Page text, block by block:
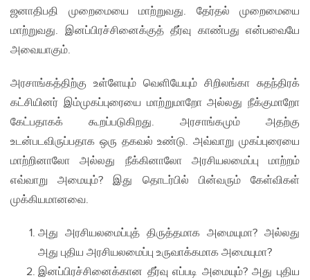
ஜனாதிபதி முறைமையை மாற்றுவது. தேர்தல் முறைமையை
மாற்றுவது. இனப்பிரச்சினைக்குத் தீர்வு காண்பது என்பவையே
அவையாகும்.
அரசாங்கத்திற்கு உள்ளேயும் வெளியேயும் சிறிலங்கா சுதந்திரக்
கட்சியினர் இம்முகப்புரையை மாற்றுமாறோ அல்லது நீக்குமாறோ
கேட்பதாகக் கூறப்படுகிறது. அரசாங்கமும் அதற்கு
உடன்படவிருப்பதாக ஒரு தகவல் உண்டு. அவ்வாறு முகப்புரையை
மாற்றினாலோ அல்லது நீக்கினாலோ அரசியலமைப்பு மாற்றம்
எவ்வாறு அமையும்? இது தொடர்பில் பின்வரும் கேள்விகள்
முக்கியமானவை.
அது அரசியலமைப்புத் திருத்தமாக அமையுமா? அல்லது
அது புதிய அரசியலமைப்பு உருவாக்கமாக அமையுமா?
இனப்பிரச்சினைக்கான தீர்வு எப்படி அமையும்? அது புதிய